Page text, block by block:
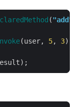
("add"
(user, 5, 3